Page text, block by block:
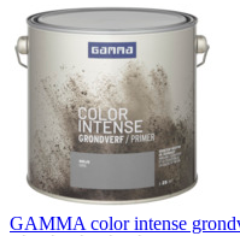
GAMMA color intense